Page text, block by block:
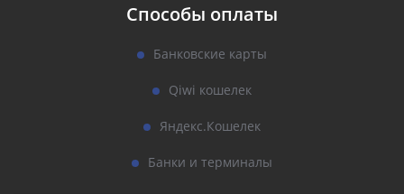
Способы оплаты
Банковские карты
Qiwi кошелек
Яндекс.Кошелек
Банки и терминалы